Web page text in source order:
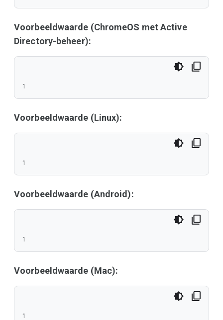
Voorbeeldwaarde (ChromeOS met Active
Directory-beheer):
1
Voorbeeldwaarde (Linux):
1
Voorbeeldwaarde (Android):
1
Voorbeeldwaarde (Mac):
1